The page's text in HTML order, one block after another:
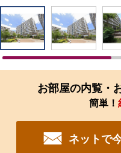
画
像
を
ク
リ
す
拡
大
さ
お部屋の内覧・
簡単！
ネットで